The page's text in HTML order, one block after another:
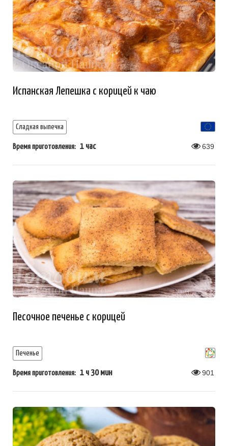
Испанская Лепешка с корицей к чаю
Сладкая выпечка
Время приготовления: 1 час 639
Песочное печенье с корицей
Печенье
Время приготовления: 1 ч 30 мин 901